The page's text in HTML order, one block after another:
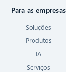
Para as empresas
Soluções
Produtos
IA
Serviços